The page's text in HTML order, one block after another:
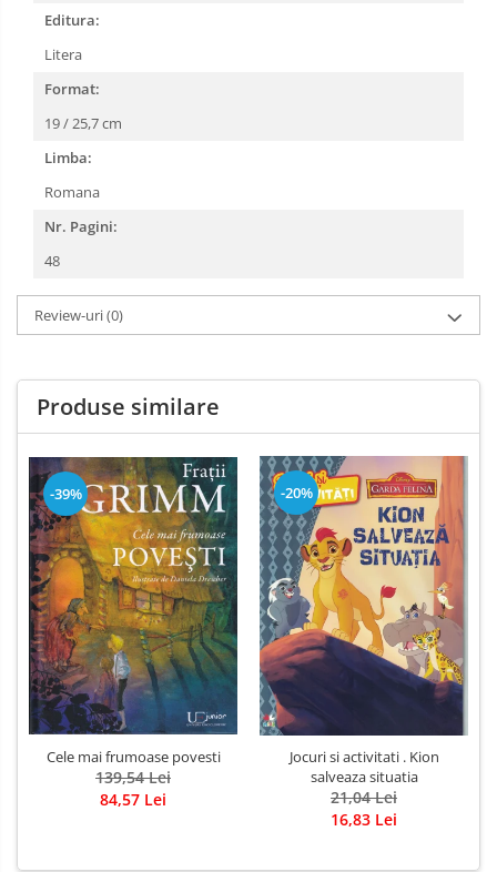
Editura:
Litera
Format:
19 / 25,7 cm
Limba:
Romana
Nr. Pagini:
48
Review-uri(0)
Produse similare
-39%
Cele mai frumoase povesti
139,54 Lei
84,57 Lei
-20%
Jocuri si activitati . Kion
salveaza situatia
21,04 Lei
16,83 Lei